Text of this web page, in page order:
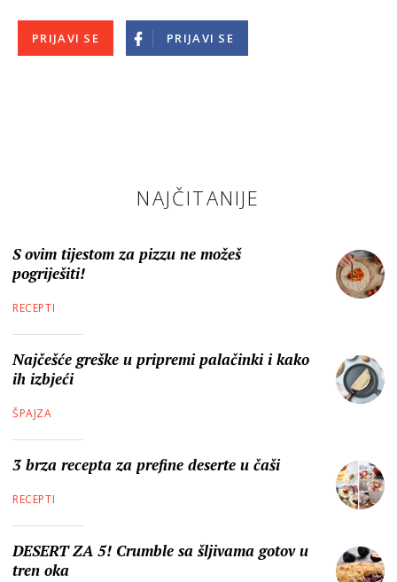
PRIJAVI SE PRIJAVI SE
NAJČITANIJE
S ovim tijestom za pizzu ne možeš
pogriješiti!
RECEPTI
Najčešće greške u pripremi palačinki i kako
ih izbjeći
ŠPAJZA
3 brza recepta za prefine deserte u čaši
RECEPTI
DESERT ZA 5! Crumble sa šljivama gotov u
tren oka